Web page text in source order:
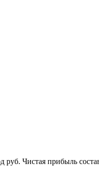
Чистая прибыль